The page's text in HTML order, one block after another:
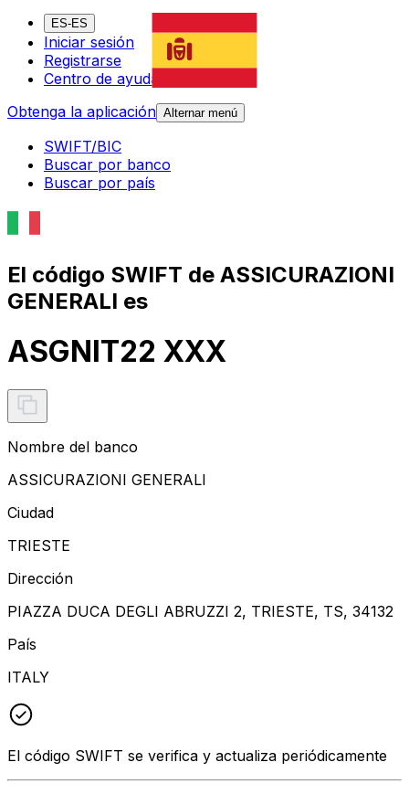
ES-ES
Iniciar sesión
Registrarse
Centro de ayuda
Obtenga la aplicación Alternar menú
SWIFT/BIC
Buscar por banco
Buscar por país
El código SWIFT de ASSICURAZIONI
GENERALI es
ASGNIT22 XXX
Nombre del banco
ASSICURAZIONI GENERALI
Ciudad
TRIESTE
Dirección
PIAZZA DUCA DEGLI ABRUZZI 2, TRIESTE, TS, 34132
País
ITALY
El código SWIFT se verifica y actualiza periódicamente